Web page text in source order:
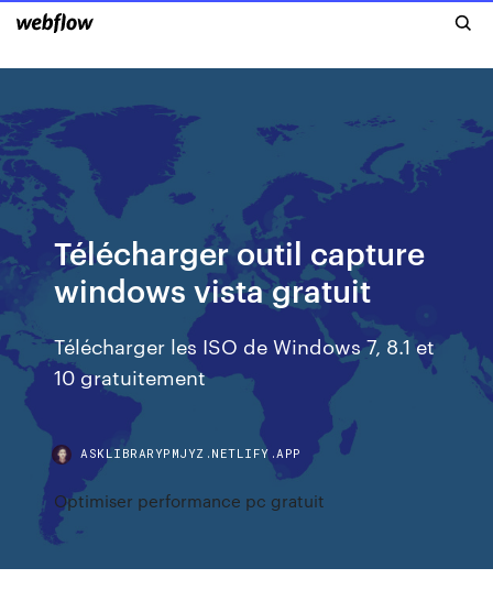
Télécharger outil capture
windows vista gratuit
Télécharger les ISO de Windows 7, 8.1 et
10 gratuitement
ASKLIBRARYPMJYZ.NETLIFY.APP
Optimiser performance pc gratuit